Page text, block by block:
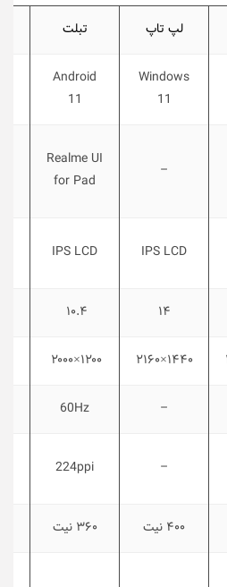
لپ تاپ تبلت
Windows
11
Android
11
–
Realme UI
for Pad
IPS LCD
IPS LCD
۱۴ ۱۰.۴
۱۴۴۰×۲۱۶۰ ۱۲۰۰×۲۰۰۰
–
60Hz
–
224ppi
۴۰۰ نیت ۳۶۰ نیت